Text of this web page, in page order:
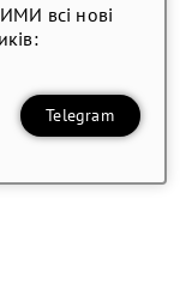
всі нові
Telegram